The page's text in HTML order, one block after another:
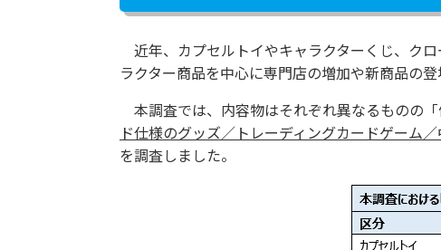
近年、カプセルトイやキャラクターくじ、ク
ラクター商品を中心に専門店の増加や新商品の
本調査では、内容物はそれぞれ異なるものの
ド仕様のグッズ／トレーディングカードゲーム
を調査しました。